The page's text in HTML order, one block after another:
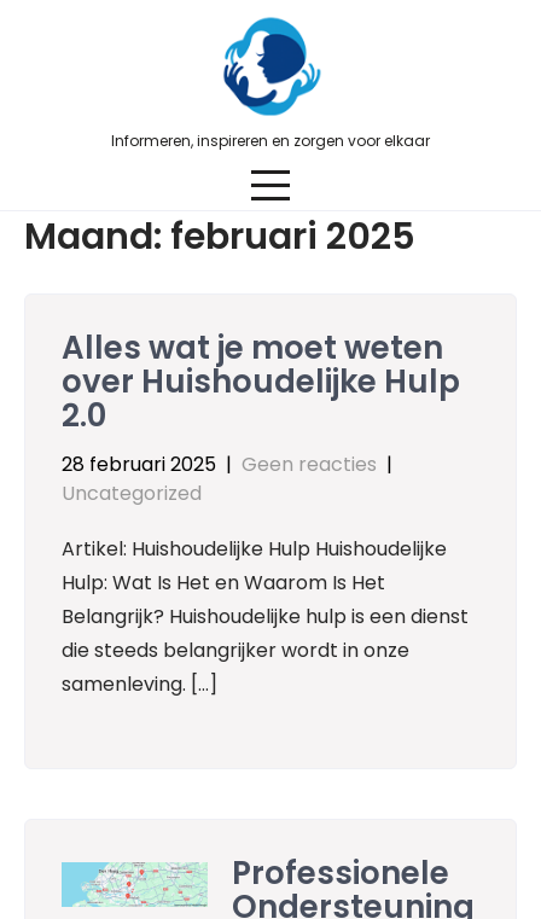
Informeren, inspireren en zorgen voor elkaar
Maand: februari 2025
Alles wat je moet weten
over Huishoudelijke Hulp
2.0
28 februari 2025 | Geen reacties |
Uncategorized
Artikel: Huishoudelijke Hulp Huishoudelijke
Hulp: Wat Is Het en Waarom Is Het
Belangrijk? Huishoudelijke hulp is een dienst
die steeds belangrijker wordt in onze
samenleving. […]
Professionele
Ondersteuning